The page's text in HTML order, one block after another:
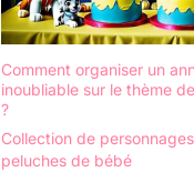
Comment organiser un
inoubliable sur le thème
?
Collection de personnages
peluches de bébé